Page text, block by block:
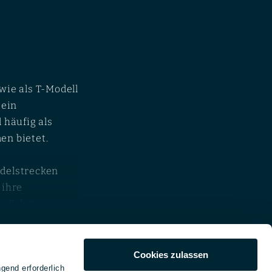
erforderlich
Cookies zulassen
als T-Modell
häufig als
bietet.
ihre